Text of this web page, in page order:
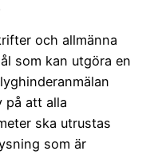
och allmänna
som kan utgöra en
på att alla
ska utrustas
som är